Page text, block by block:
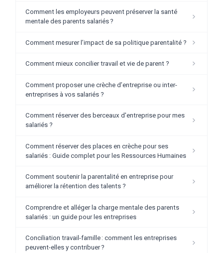
Comment les employeurs peuvent préserver la santé
mentale des parents salariés ?
Comment mesurer l’impact de sa politique parentalité ?
Comment mieux concilier travail et vie de parent ?
Comment proposer une crèche d’entreprise ou inter-
entreprises à vos salariés ?
Comment réserver des berceaux d'entreprise pour mes
salariés ?
Comment réserver des places en crèche pour ses
salariés : Guide complet pour les Ressources Humaines
Comment soutenir la parentalité en entreprise pour
améliorer la rétention des talents ?
Comprendre et alléger la charge mentale des parents
salariés : un guide pour les entreprises
Conciliation travail-famille : comment les entreprises
peuvent-elles y contribuer ?